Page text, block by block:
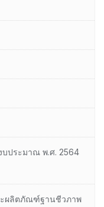
บประมาณ พ.ศ. 2564
ะผลิตภัณฑ์ฐานชีวภาพ